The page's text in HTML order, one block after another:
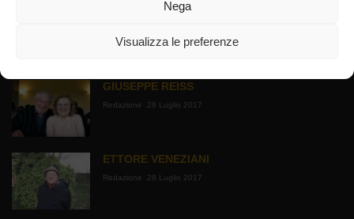
Nega
Visualizza le preferenze
GIUSEPPE REISS
Redazione 28 Luglio 2017
ETTORE VENEZIANI
Redazione 28 Luglio 2017